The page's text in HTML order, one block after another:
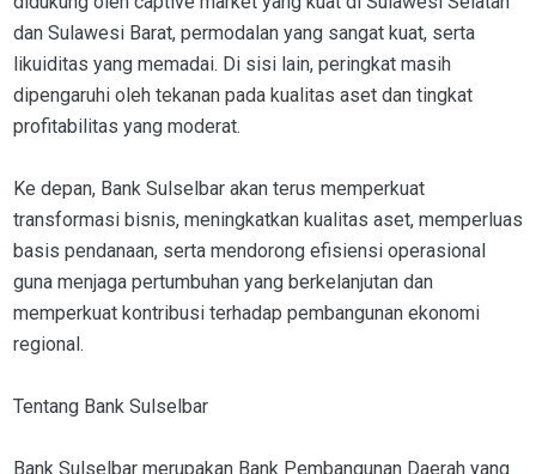
dan Sulawesi Barat, permodalan yang sangat kuat, serta
likuiditas yang memadai. Di sisi lain, peringkat masih
dipengaruhi oleh tekanan pada kualitas aset dan tingkat
profitabilitas yang moderat.
Ke depan, Bank Sulselbar akan terus memperkuat
transformasi bisnis, meningkatkan kualitas aset, memperluas
basis pendanaan, serta mendorong efisiensi operasional
guna menjaga pertumbuhan yang berkelanjutan dan
memperkuat kontribusi terhadap pembangunan ekonomi
regional.
Tentang Bank Sulselbar
Bank Sulselbar merupakan Bank Pembangunan Daerah yang